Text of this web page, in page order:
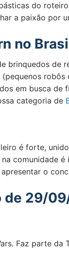
do
a paixão por
no
brinquedos
em busca
categoria de
é forte,
comunidade
o
de 29/
Faz parte